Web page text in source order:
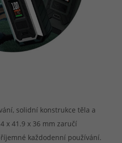
solidní konstrukce těla a
x 41.9 x 36 mm zaručí
každodenní používání.